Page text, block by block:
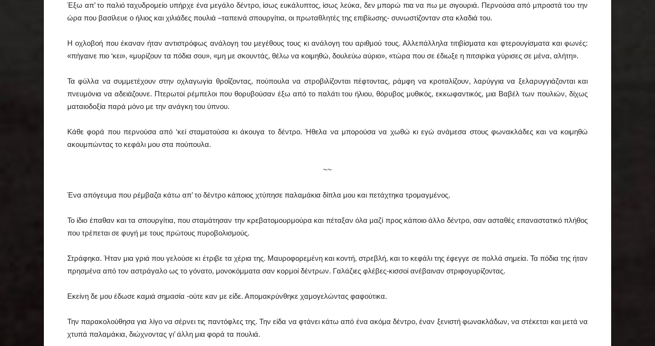
Έξω απ’ το παλιό ταχυδρομείο υπήρχε ένα μεγάλο δέντρο, ίσως ευκάλυπτος, ίσως λεύκα, δεν μπορώ πια να πω με σιγουριά. Περνούσα από μπροστά του την
ώρα που βασίλευε ο ήλιος και χιλιάδες πουλιά –ταπεινά σπουργίτια, οι πρωταθλητές της επιβίωσης- συνωστίζονταν στα κλαδιά του.
Η οχλοβοή που έκαναν ήταν αντιστρόφως ανάλογη του μεγέθους τους κι ανάλογη του αριθμού τους. Αλλεπάλληλα τιτιβίσματα και φτερουγίσματα και φωνές:
«πήγαινε πιο ‘κει», «μυρίζουν τα πόδια σου», «μη με σκουντάς, θέλω να κοιμηθώ, δουλεύω αύριο», «τώρα που σε έδιωξε η πιτσιρίκα γύρισες σε μένα, αλήτη».
Τα φύλλα να συμμετέχουν στην οχλαγωγία θροΐζοντας, πούπουλα να στροβιλίζονται πέφτοντας, ράμφη να κροταλίζουν, λαρύγγια να ξελαρυγγιάζονται και
πνευμόνια να αδειάζουνε. Πτερωτοί ρέμπελοι που θορυβούσαν έξω από το παλάτι του ήλιου, θόρυβος μυθικός, εκκωφαντικός, μια Βαβέλ των πουλιών, δίχως
ματαιοδοξία παρά μόνο με την ανάγκη του ύπνου.
Κάθε φορά που περνούσα από ‘κεί σταματούσα κι άκουγα το δέντρο. Ήθελα να μπορούσα να χωθώ κι εγώ ανάμεσα στους φωνακλάδες και να κοιμηθώ
ακουμπώντας το κεφάλι μου στα πούπουλα.
~~
Ένα απόγευμα που ρέμβαζα κάτω απ’ το δέντρο κάποιος χτύπησε παλαμάκια δίπλα μου και πετάχτηκα τρομαγμένος.
Το ίδιο έπαθαν και τα σπουργίτια, που σταμάτησαν την κρεβατομουρμούρα και πέταξαν όλα μαζί προς κάποιο άλλο δέντρο, σαν ασταθές επαναστατικό πλήθος
που τρέπεται σε φυγή με τους πρώτους πυροβολισμούς.
Στράφηκα. Ήταν μια γριά που γελούσε κι έτριβε τα χέρια της. Μαυροφορεμένη και κοντή, στρεβλή, και το κεφάλι της έφεγγε σε πολλά σημεία. Τα πόδια της ήταν
πρησμένα από τον αστράγαλο ως το γόνατο, μονοκόμματα σαν κορμοί δέντρων. Γαλάζιες φλέβες-κισσοί ανέβαιναν στριφογυρίζοντας.
Εκείνη δε μου έδωσε καμιά σημασία -ούτε καν με είδε. Απομακρύνθηκε χαμογελώντας φαφούτικα.
Την παρακολούθησα για λίγο να σέρνει τις παντόφλες της. Την είδα να φτάνει κάτω από ένα ακόμα δέντρο, έναν ξενιστή φωνακλάδων, να στέκεται και μετά να
χτυπά παλαμάκια, διώχνοντας γι’ άλλη μια φορά τα πουλιά.